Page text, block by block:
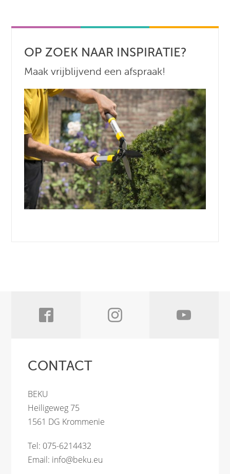
OP ZOEK NAAR INSPIRATIE?
Maak vrijblijvend een afspraak!
CONTACT
BEKU
Heiligeweg 75
1561 DG Krommenie
Tel: 075-6214432
Email: info@beku.eu